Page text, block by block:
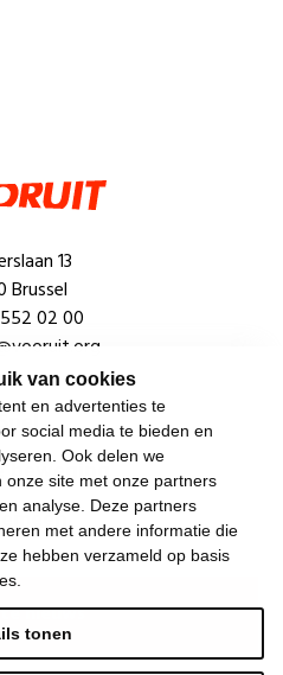
van cookies
en advertenties te
social media te bieden en
Ook delen we
onze site met onze partners
analyse. Deze partners
met andere informatie die
hebben verzameld op basis
tonen
13
Brussel
02 00
beweging
nieuws